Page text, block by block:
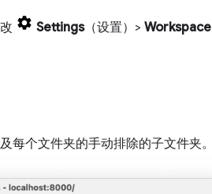
Settings（设置）> Workspace
每个文件夹的手动排除的子文件夹。